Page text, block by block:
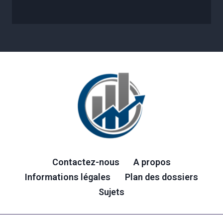
Contactez-nous
A propos
Informations légales
Plan des dossiers
Sujets